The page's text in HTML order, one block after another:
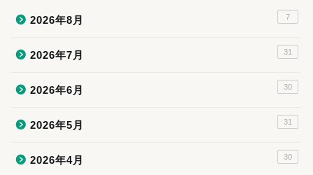
2026年8月 7
2026年7月 31
2026年6月 30
2026年5月 31
2026年4月 30